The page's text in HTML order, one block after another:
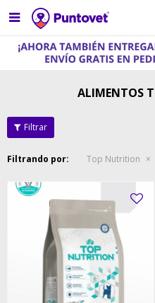

ALIMENTOS
Filtrando por: Top Nutrition